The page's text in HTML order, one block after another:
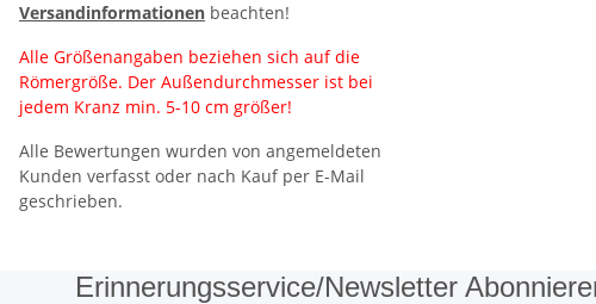
Versandinformationen beachten!
Alle Größenangaben beziehen sich auf die
Römergröße. Der Außendurchmesser ist bei
jedem Kranz min. 5-10 cm größer!
Alle Bewertungen wurden von angemeldeten
Kunden verfasst oder nach Kauf per E-Mail
geschrieben.
Erinnerungsservice/Newsletter